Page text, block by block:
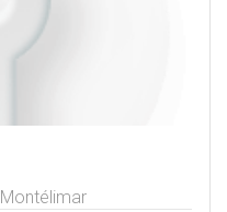
Montélimar